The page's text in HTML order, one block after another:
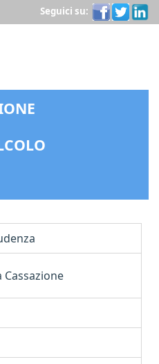
Seguici su:
Cassazione